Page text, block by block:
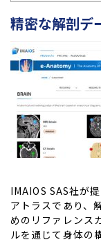
精密な解剖デ
IMAIOS SAS社が
アトラスであり、
めのリファレンス
ルを通じて身体の